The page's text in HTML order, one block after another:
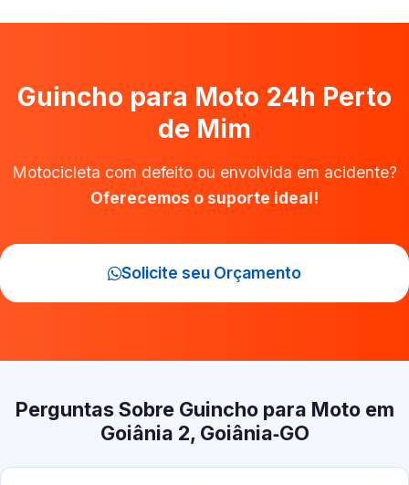
Guincho para Moto 24h Perto
de Mim
Motocicleta com defeito ou envolvida em acidente?
Oferecemos o suporte ideal!
Solicite seu Orçamento
Perguntas Sobre Guincho para Moto em
Goiânia 2, Goiânia‑GO